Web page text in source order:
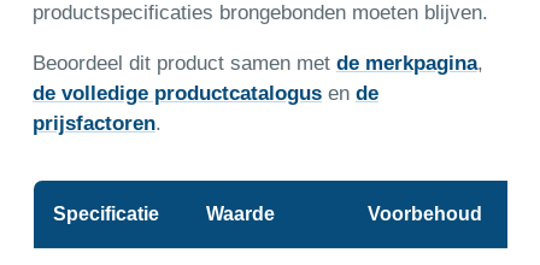
productspecificaties brongebonden moeten blijven.
Beoordeel dit product samen met de merkpagina,
de volledige productcatalogusen de
prijsfactoren.
Specificatie Waarde Voorbehoud